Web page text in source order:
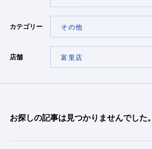
カテゴリー
店舗
お探しの記事は見つかりませんでした。